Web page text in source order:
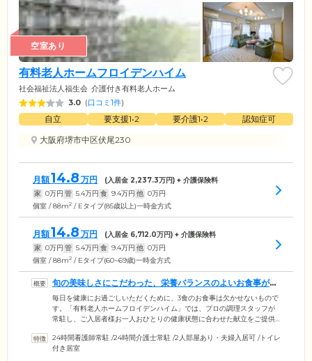
空室あり
有料老人ホームフロイデンハイム
社会福祉法人福生会 介護付き有料老人ホーム
3.0 (口コミ1件)
自立 要支援1•2 要介護1•2
認知症可
大阪府堺市中区伏尾230
月額14.8 万円 (入居金 2,237.3万円) + 介護保険料
家 0万円 管 5.4万円 食 9.4万円 他 0万円
個室 / 88m2 / Eタイプ(85歳以上)一時金方式
月額14.8 万円 (入居金 6,712.0万円) + 介護保険料
家 0万円 管 5.4万円 食 9.4万円 他 0万円
個室 / 88m2 / Eタイプ(60~69歳)一時金方式
旬の美味しさにこだわった、栄養バランスのよいお食事が自
慢です
毎日を健康にお過ごしいただくために、3食のお食事は欠かせないもので
す。「有料老人ホームフロイデンハイム」では、プロの調理スタッフが
常駐し、ご入居者様お一人おひとりの健康状態に合わせた献立をご提供
ど、季節の食材にこだわった「旬の美味しさ」が魅力です。また、調理
からご提供まですべて施設内でおこなっているため、安心・安全なお食
24時間看護師常駐 /24時間介護士常駐 /2人部屋あり・夫婦入居可 /トイレ
付き居室